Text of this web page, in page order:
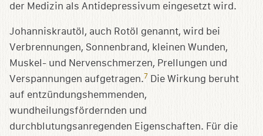
der Medizin als Antidepressivum eingesetzt wird.
Johanniskrautöl, auch Rotöl genannt, wird bei
Verbrennungen, Sonnenbrand, kleinen Wunden,
Muskel- und Nervenschmerzen, Prellungen und
Verspannungen aufgetragen.7 Die Wirkung beruht
auf entzündungshemmenden,
wundheilungsfördernden und
durchblutungsanregenden Eigenschaften. Für die